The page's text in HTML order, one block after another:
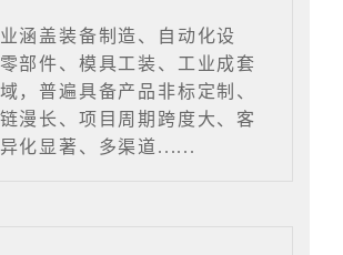
涵盖装备制造、自动化设
部件、模具工装、工业成套
，普遍具备产品非标定制、
漫长、项目周期跨度大、客
化显著、多渠道......